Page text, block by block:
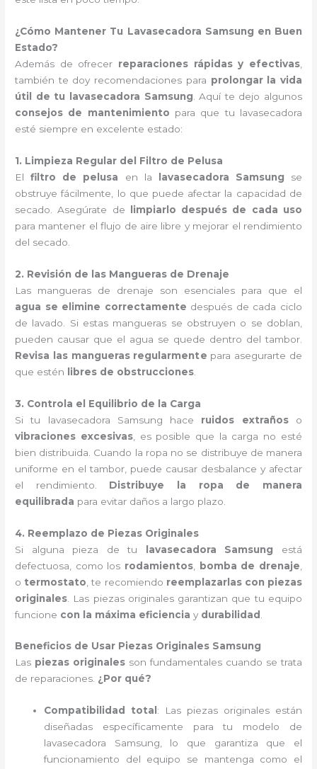
¿Cómo Mantener Tu Lavasecadora Samsung en Buen
Estado?
Además de ofrecer reparaciones rápidas y efectivas,
también te doy recomendaciones para prolongar la vida
útil de tu lavasecadora Samsung . Aquí te dejo algunos
consejos de mantenimiento para que tu lavasecadora
esté siempre en excelente estado:
1. Limpieza Regular del Filtro de Pelusa
Elfiltro de pelusa en la lavasecadora Samsung se
obstruye fácilmente, lo que puede afectar la capacidad de
secado. Asegúrate de
limpiarlo después de cada uso
para mantener el flujo de aire libre y mejorar el rendimiento
del secado.
2. Revisión de las Mangueras de Drenaje
Las mangueras de drenaje son esenciales para que el
agua se elimine correctamente después de cada ciclo
de lavado. Si estas mangueras se obstruyen o se doblan,
pueden causar que el agua se quede dentro del tambor.
Revisa las mangueras regularmente para asegurarte de
que estén
libres de obstrucciones
3. Controla el Equilibrio de la Carga
Si tu lavasecadora Samsung hace ruidos extrañoso
vibraciones excesivas, es posible que la carga no esté
bien distribuida. Cuando la ropa no se distribuye de manera
uniforme en el tambor, puede causar desbalance y afectar
el rendimiento. Distribuye la ropa de manera
equilibrada para evitar daños a largo plazo.
4. Reemplazo de Piezas Originales
Si alguna pieza de tu lavasecadora Samsung está
defectuosa, como los rodamientos bomba de drenaje
o termostato , te recomiendo reemplazarlas con piezas
originales . Las piezas originales garantizan que tu equipo
funcione con la máxima eficiencia y durabilidad
Beneficios de Usar Piezas Originales Samsung
Las piezas originales son fundamentales cuando se trata
de reparaciones. ¿Por qué?
Compatibilidad total : Las piezas originales están
diseñadas específicamente para tu modelo de
lavasecadora Samsung, lo que garantiza que el
funcionamiento del equipo se mantenga como el